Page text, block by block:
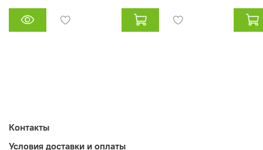
Контакты
Условия доставки и оплаты